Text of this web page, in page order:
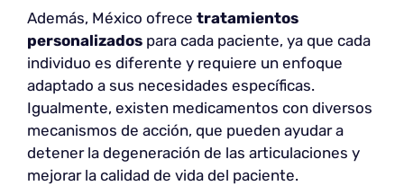
Además, México ofrece tratamientos
personalizados para cada paciente, ya que cada
individuo es diferente y requiere un enfoque
adaptado a sus necesidades específicas.
Igualmente, existen medicamentos con diversos
mecanismos de acción, que pueden ayudar a
detener la degeneración de las articulaciones y
mejorar la calidad de vida del paciente.